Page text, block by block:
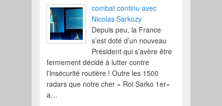
combat continu avec
Nicolas Sarkozy
Depuis peu, la France
s’est doté d’un nouveau
Président qui s’avère être
fermement décidé à lutter contre
l’insécurité routière ! Outre les 1500
radars que notre cher « Roi Sarko 1er»
a…